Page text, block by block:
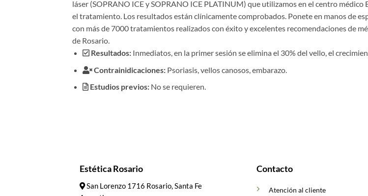
láser (SOPRANO ICE y SOPRANO ICE PLATINUM) que utilizamos en el centro
el tratamiento. Los resultados están clínicamente comprobados. Ponete en manos de
con más de 7000 tratamientos realizados con éxito y excelentes recomendaciones de
de Rosario.
Resultados:Inmediatos, en la primer sesión se elimina el 30% del vello, el
Contrainidicaciones:Psoriasis, vellos canosos, embarazo.
Estudios previos:No se requieren.
Estética Rosario
San Lorenzo 1716 Rosario, Santa Fe
Contacto
Atención al cliente